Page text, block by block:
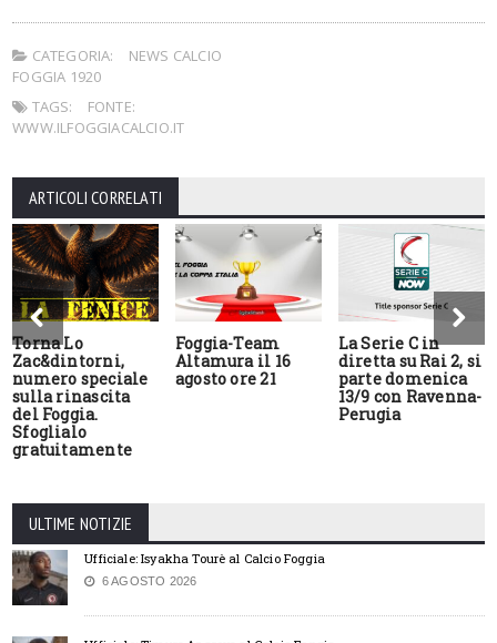
CATEGORIA:
NEWS CALCIO
FOGGIA 1920
TAGS:
FONTE:
WWW.ILFOGGIACALCIO.IT
ARTICOLI CORRELATI
Torna Lo
Zac&dintorni,
numero speciale
sulla rinascita
del Foggia.
Sfoglialo
gratuitamente
Foggia-Team
Altamura il 16
agosto ore 21
La Serie C in
diretta su Rai 2, si
parte domenica
13/9 con Ravenna-
Perugia
ULTIME NOTIZIE
Ufficiale: Isyakha Tourè al Calcio Foggia
6 AGOSTO 2026